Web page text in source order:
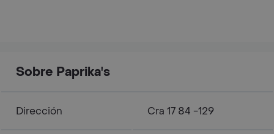
Sobre Paprika's
Dirección Cra 17 84 -129